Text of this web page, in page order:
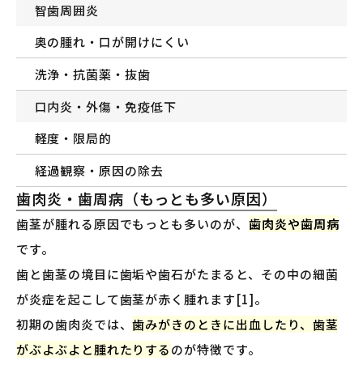
智歯周囲炎
奥の腫れ・口が開けにくい
洗浄・抗菌薬・抜歯
口内炎・外傷・免疫低下
軽度・限局的
経過観察・原因の除去
歯肉炎・歯周病（もっとも多い原因）
歯茎が腫れる原因でもっとも多いのが、 歯肉炎や歯周病
です。
歯と歯茎の境目に歯垢や歯石がたまると、その中の細菌
が炎症を起こして歯茎が赤く腫れます[1]。
初期の歯肉炎では、歯みがきのときに出血したり、歯茎
がぶよぶよと腫れたりするのが特徴です。